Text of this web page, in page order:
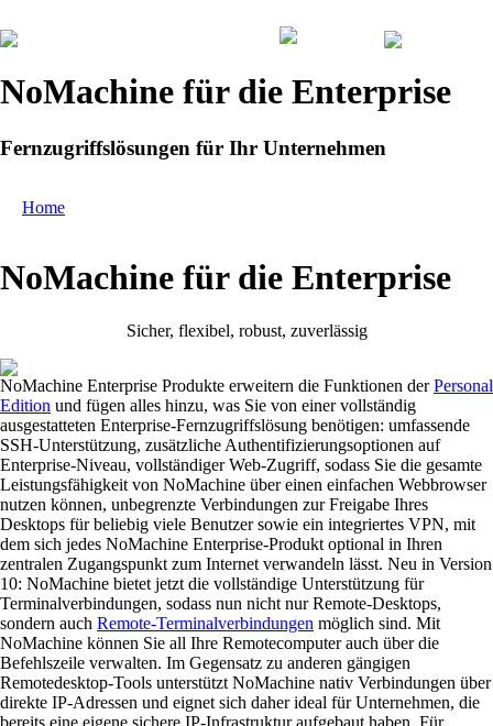
NoMachine für die Enterprise
Fernzugriffslösungen für Ihr Unternehmen
Home
NoMachine für die Enterprise
Sicher, flexibel, robust, zuverlässig
NoMachine Enterprise Produkte erweitern die Funktionen derPersonal
Edition und fügen alles hinzu, was Sie von einer vollständig
ausgestatteten Enterprise-Fernzugriffslösung benötigen: umfassende
SSH-Unterstützung, zusätzliche Authentifizierungsoptionen auf
Enterprise-Niveau, vollständiger Web-Zugriff, sodass Sie die gesamte
Leistungsfähigkeit von NoMachine über einen einfachen Webbrowser
nutzen können, unbegrenzte Verbindungen zur Freigabe Ihres
Desktops für beliebig viele Benutzer sowie ein integriertes VPN, mit
dem sich jedes NoMachine Enterprise-Produkt optional in Ihren
zentralen Zugangspunkt zum Internet verwandeln lässt. Neu in Version
10: NoMachine bietet jetzt die vollständige Unterstützung für
Terminalverbindungen, sodass nun nicht nur Remote-Desktops,
sondern auch Remote-Terminalverbindungen möglich sind. Mit
NoMachine können Sie all Ihre Remotecomputer auch über die
Befehlszeile verwalten. Im Gegensatz zu anderen gängigen
Remotedesktop-Tools unterstützt NoMachine nativ Verbindungen über
direkte IP-Adressen und eignet sich daher ideal für Unternehmen, die